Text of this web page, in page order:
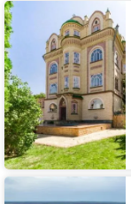
Усадьба
на
Луговой
База
отдыха